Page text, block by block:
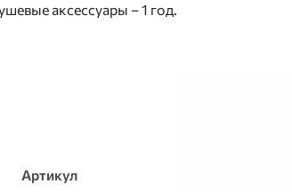
аксессуары – 1 год.
Артикул